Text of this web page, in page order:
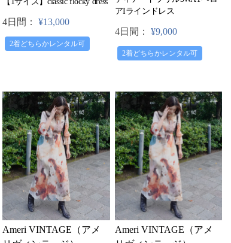
4日間： ¥13,000
2着どちらかレンタル可
アIラインドレス
4日間： ¥9,000
2着どちらかレンタル可
Ameri VINTAGE（アメ
Ameri VINTAGE（アメ